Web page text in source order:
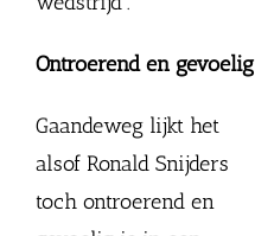
Ontroerend en gevoelig
Gaandeweg lijkt het
alsof Ronald Snijders
toch ontroerend en